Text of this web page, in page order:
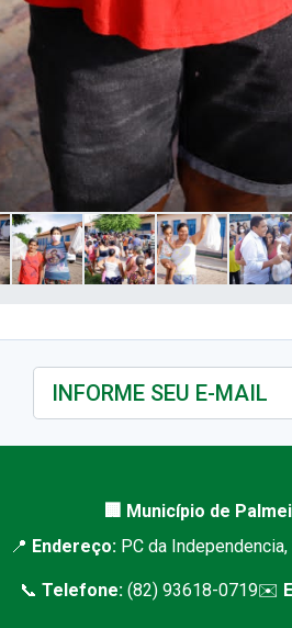
🏢 Município de
📍 Endereço: PC da
📞 Telefone:(82) 93618-0719✉️